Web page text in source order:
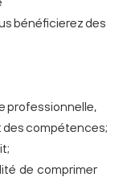
bénéficierez des
professionnelle,
compétences;
de comprimer